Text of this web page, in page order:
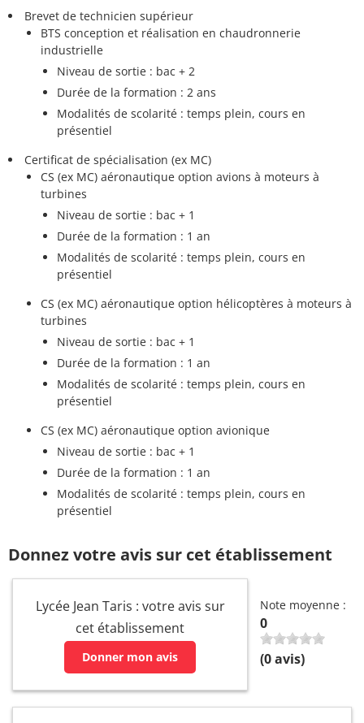
Brevet de technicien supérieur
BTS conception et réalisation en chaudronnerie
industrielle
Niveau de sortie : bac + 2
Durée de la formation : 2 ans
Modalités de scolarité : temps plein, cours en
présentiel
Certificat de spécialisation (ex MC)
CS (ex MC) aéronautique option avions à moteurs à
turbines
Niveau de sortie : bac + 1
Durée de la formation : 1 an
Modalités de scolarité : temps plein, cours en
présentiel
CS (ex MC) aéronautique option hélicoptères à moteurs à
turbines
Niveau de sortie : bac + 1
Durée de la formation : 1 an
Modalités de scolarité : temps plein, cours en
présentiel
CS (ex MC) aéronautique option avionique
Niveau de sortie : bac + 1
Durée de la formation : 1 an
Modalités de scolarité : temps plein, cours en
présentiel
Donnez votre avis sur cet établissement
Lycée Jean Taris : votre avis sur
cet établissement
Donner mon avis
Note moyenne :
0
(0avis)